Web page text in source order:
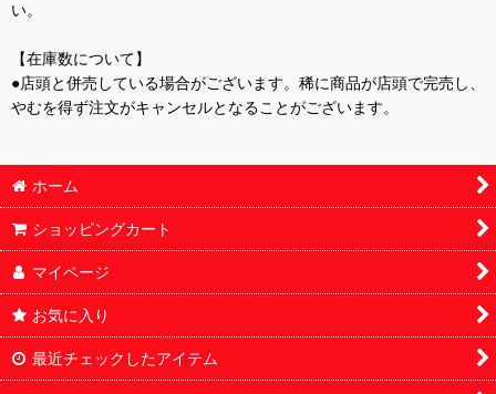
い。
【在庫数について】
●店頭と併売している場合がございます。稀に商品が店頭で完売し、
やむを得ず注文がキャンセルとなることがございます。
ホーム
ショッピングカート
マイページ
お気に入り
最近チェックしたアイテム